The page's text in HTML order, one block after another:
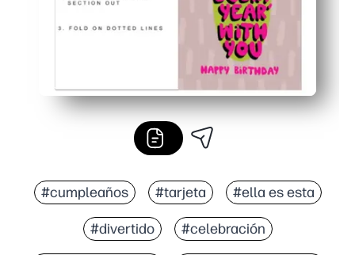
#cumpleaños #tarjeta #ella es esta
#divertido #celebración